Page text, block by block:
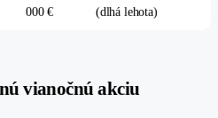
000 €
(dlhá lehota)
vianočnú akciu